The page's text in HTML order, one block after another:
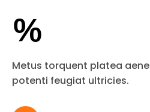
%
Metus torquent platea
potenti feugiat ultricies.